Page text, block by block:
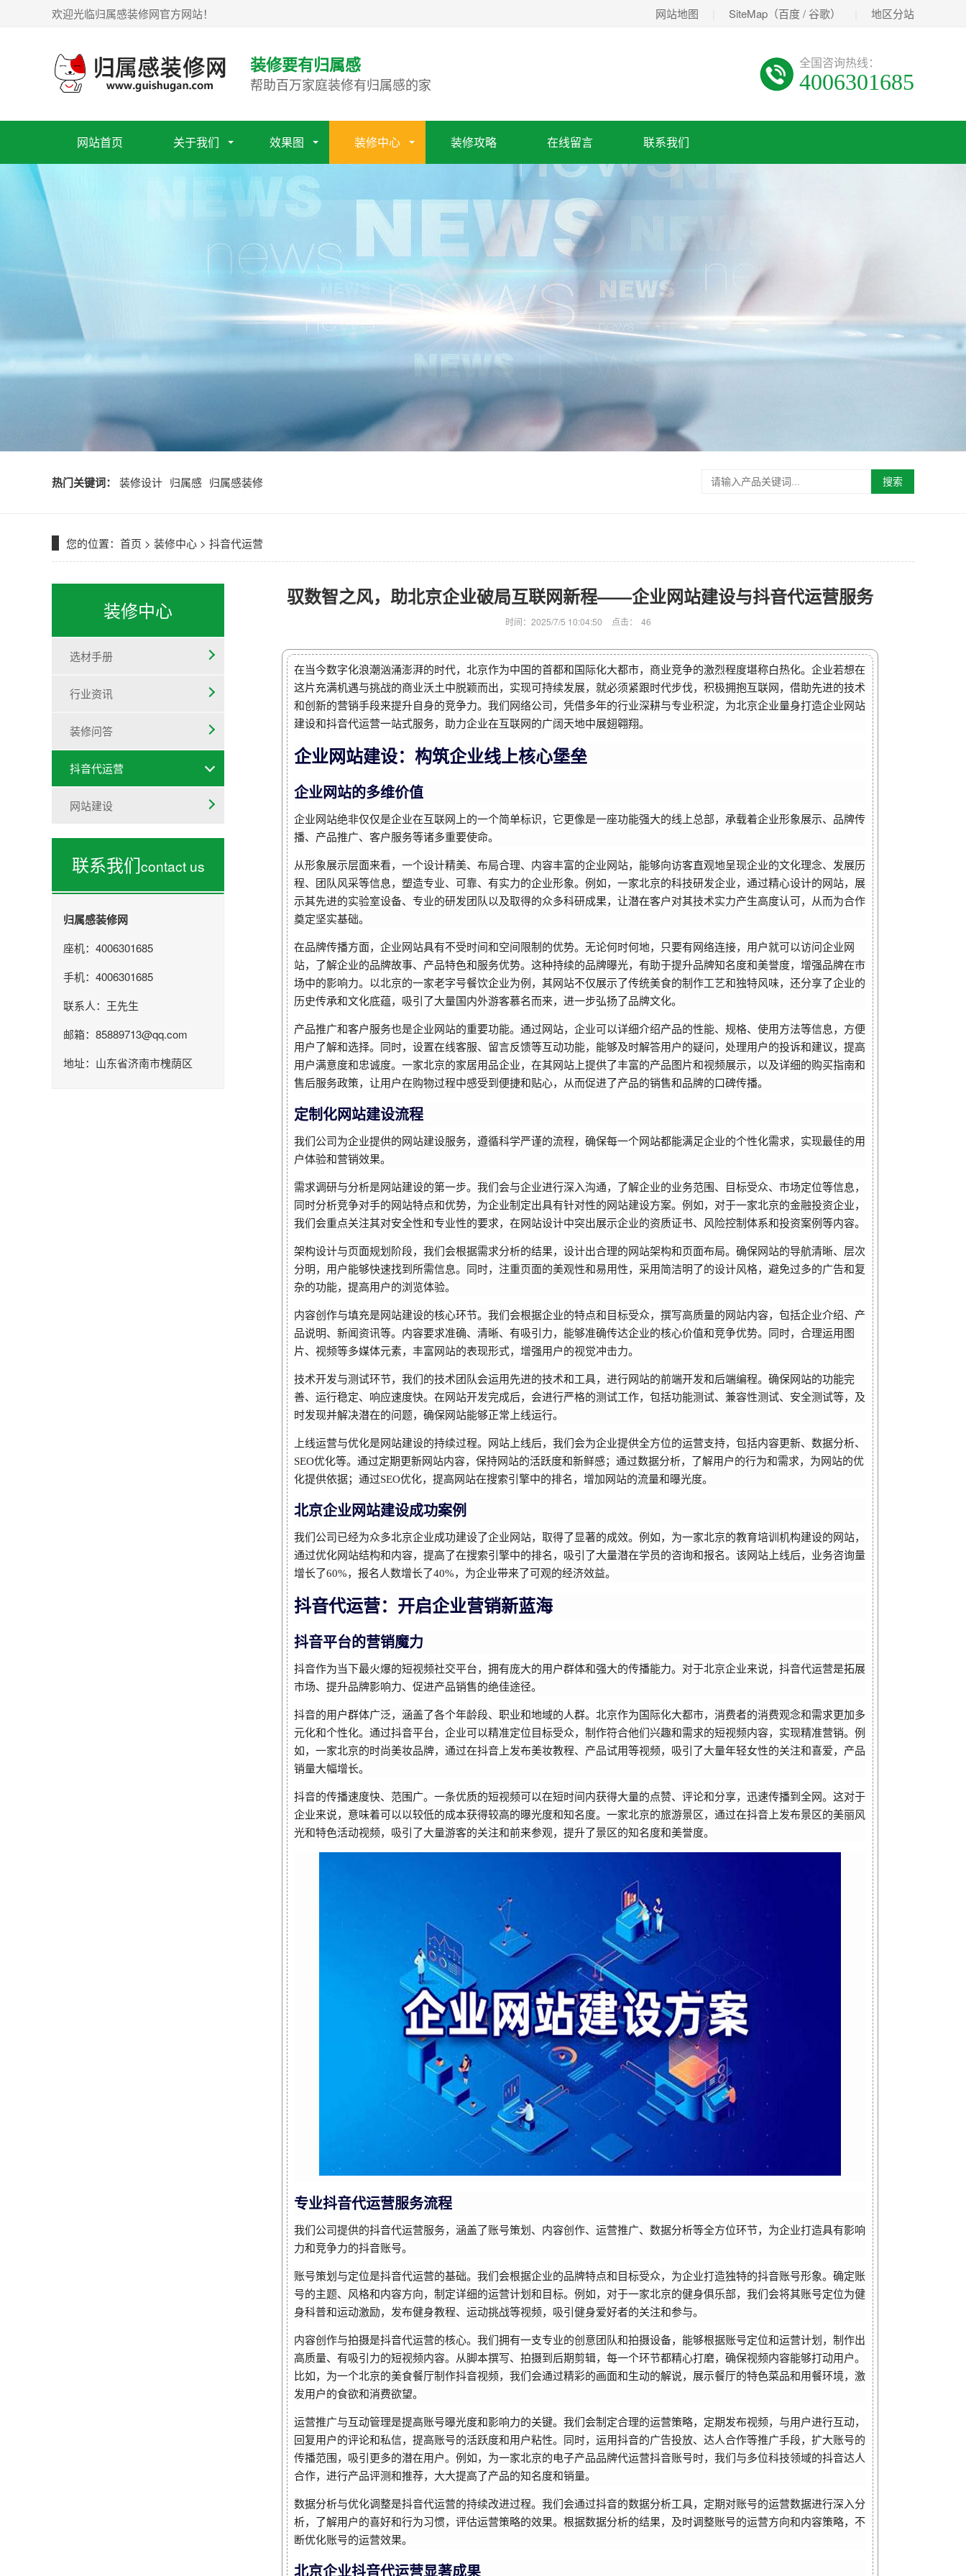
欢迎光临归属感装修网官方网站！ 网站地图 SiteMap（百度/ 谷歌） 地区分站
装修要有归属感
帮助百万家庭装修有归属感的家
全国咨询热线：
4006301685
网站首页 关于我们 效果图 装修中心 装修攻略 在线留言 联系我们
热门关键词： 装修设计 归属感 归属感装修 搜索
您的位置： 首页 > 装修中心 > 抖音代运营
装修中心
选材手册
行业资讯
装修问答
抖音代运营
网站建设
联系我们contact us
归属感装修网
座机：4006301685
手机：4006301685
联系人：王先生
邮箱：85889713@qq.com
地址：山东省济南市槐荫区
驭数智之风，助北京企业破局互联网新程——企业网站建设与抖音代运营服务
时间：2025/7/5 10:04:50 点击： 46
在当今数字化浪潮汹涌澎湃的时代，北京作为中国的首都和国际化大都市，商业竞争的激烈程度堪称白热化。企业若想在
这片充满机遇与挑战的商业沃土中脱颖而出，实现可持续发展，就必须紧跟时代步伐，积极拥抱互联网，借助先进的技术
和创新的营销手段来提升自身的竞争力。我们网络公司，凭借多年的行业深耕与专业积淀，为北京企业量身打造企业网站
建设和抖音代运营一站式服务，助力企业在互联网的广阔天地中展翅翱翔。
企业网站建设：构筑企业线上核心堡垒
企业网站的多维价值
企业网站绝非仅仅是企业在互联网上的一个简单标识，它更像是一座功能强大的线上总部，承载着企业形象展示、品牌传
播、产品推广、客户服务等诸多重要使命。
从形象展示层面来看，一个设计精美、布局合理、内容丰富的企业网站，能够向访客直观地呈现企业的文化理念、发展历
程、团队风采等信息，塑造专业、可靠、有实力的企业形象。例如，一家北京的科技研发企业，通过精心设计的网站，展
示其先进的实验室设备、专业的研发团队以及取得的众多科研成果，让潜在客户对其技术实力产生高度认可，从而为合作
奠定坚实基础。
在品牌传播方面，企业网站具有不受时间和空间限制的优势。无论何时何地，只要有网络连接，用户就可以访问企业网
站，了解企业的品牌故事、产品特色和服务优势。这种持续的品牌曝光，有助于提升品牌知名度和美誉度，增强品牌在市
场中的影响力。以北京的一家老字号餐饮企业为例，其网站不仅展示了传统美食的制作工艺和独特风味，还分享了企业的
历史传承和文化底蕴，吸引了大量国内外游客慕名而来，进一步弘扬了品牌文化。
产品推广和客户服务也是企业网站的重要功能。通过网站，企业可以详细介绍产品的性能、规格、使用方法等信息，方便
用户了解和选择。同时，设置在线客服、留言反馈等互动功能，能够及时解答用户的疑问，处理用户的投诉和建议，提高
用户满意度和忠诚度。一家北京的家居用品企业，在其网站上提供了丰富的产品图片和视频展示，以及详细的购买指南和
售后服务政策，让用户在购物过程中感受到便捷和贴心，从而促进了产品的销售和品牌的口碑传播。
定制化网站建设流程
我们公司为企业提供的网站建设服务，遵循科学严谨的流程，确保每一个网站都能满足企业的个性化需求，实现最佳的用
户体验和营销效果。
需求调研与分析是网站建设的第一步。我们会与企业进行深入沟通，了解企业的业务范围、目标受众、市场定位等信息，
同时分析竞争对手的网站特点和优势，为企业制定出具有针对性的网站建设方案。例如，对于一家北京的金融投资企业，
我们会重点关注其对安全性和专业性的要求，在网站设计中突出展示企业的资质证书、风险控制体系和投资案例等内容。
架构设计与页面规划阶段，我们会根据需求分析的结果，设计出合理的网站架构和页面布局。确保网站的导航清晰、层次
分明，用户能够快速找到所需信息。同时，注重页面的美观性和易用性，采用简洁明了的设计风格，避免过多的广告和复
杂的功能，提高用户的浏览体验。
内容创作与填充是网站建设的核心环节。我们会根据企业的特点和目标受众，撰写高质量的网站内容，包括企业介绍、产
品说明、新闻资讯等。内容要求准确、清晰、有吸引力，能够准确传达企业的核心价值和竞争优势。同时，合理运用图
片、视频等多媒体元素，丰富网站的表现形式，增强用户的视觉冲击力。
技术开发与测试环节，我们的技术团队会运用先进的技术和工具，进行网站的前端开发和后端编程。确保网站的功能完
善、运行稳定、响应速度快。在网站开发完成后，会进行严格的测试工作，包括功能测试、兼容性测试、安全测试等，及
时发现并解决潜在的问题，确保网站能够正常上线运行。
上线运营与优化是网站建设的持续过程。网站上线后，我们会为企业提供全方位的运营支持，包括内容更新、数据分析、
SEO优化等。通过定期更新网站内容，保持网站的活跃度和新鲜感；通过数据分析，了解用户的行为和需求，为网站的优
化提供依据；通过SEO优化，提高网站在搜索引擎中的排名，增加网站的流量和曝光度。
北京企业网站建设成功案例
我们公司已经为众多北京企业成功建设了企业网站，取得了显著的成效。例如，为一家北京的教育培训机构建设的网站，
通过优化网站结构和内容，提高了在搜索引擎中的排名，吸引了大量潜在学员的咨询和报名。该网站上线后，业务咨询量
增长了60%，报名人数增长了40%，为企业带来了可观的经济效益。
抖音代运营：开启企业营销新蓝海
抖音平台的营销魔力
抖音作为当下最火爆的短视频社交平台，拥有庞大的用户群体和强大的传播能力。对于北京企业来说，抖音代运营是拓展
市场、提升品牌影响力、促进产品销售的绝佳途径。
抖音的用户群体广泛，涵盖了各个年龄段、职业和地域的人群。北京作为国际化大都市，消费者的消费观念和需求更加多
元化和个性化。通过抖音平台，企业可以精准定位目标受众，制作符合他们兴趣和需求的短视频内容，实现精准营销。例
如，一家北京的时尚美妆品牌，通过在抖音上发布美妆教程、产品试用等视频，吸引了大量年轻女性的关注和喜爱，产品
销量大幅增长。
抖音的传播速度快、范围广。一条优质的短视频可以在短时间内获得大量的点赞、评论和分享，迅速传播到全网。这对于
企业来说，意味着可以以较低的成本获得较高的曝光度和知名度。一家北京的旅游景区，通过在抖音上发布景区的美丽风
光和特色活动视频，吸引了大量游客的关注和前来参观，提升了景区的知名度和美誉度。
专业抖音代运营服务流程
我们公司提供的抖音代运营服务，涵盖了账号策划、内容创作、运营推广、数据分析等全方位环节，为企业打造具有影响
力和竞争力的抖音账号。
账号策划与定位是抖音代运营的基础。我们会根据企业的品牌特点和目标受众，为企业打造独特的抖音账号形象。确定账
号的主题、风格和内容方向，制定详细的运营计划和目标。例如，对于一家北京的健身俱乐部，我们会将其账号定位为健
身科普和运动激励，发布健身教程、运动挑战等视频，吸引健身爱好者的关注和参与。
内容创作与拍摄是抖音代运营的核心。我们拥有一支专业的创意团队和拍摄设备，能够根据账号定位和运营计划，制作出
高质量、有吸引力的短视频内容。从脚本撰写、拍摄到后期剪辑，每一个环节都精心打磨，确保视频内容能够打动用户。
比如，为一个北京的美食餐厅制作抖音视频，我们会通过精彩的画面和生动的解说，展示餐厅的特色菜品和用餐环境，激
发用户的食欲和消费欲望。
运营推广与互动管理是提高账号曝光度和影响力的关键。我们会制定合理的运营策略，定期发布视频，与用户进行互动，
回复用户的评论和私信，提高账号的活跃度和用户粘性。同时，运用抖音的广告投放、达人合作等推广手段，扩大账号的
传播范围，吸引更多的潜在用户。例如，为一家北京的电子产品品牌代运营抖音账号时，我们与多位科技领域的抖音达人
合作，进行产品评测和推荐，大大提高了产品的知名度和销量。
数据分析与优化调整是抖音代运营的持续改进过程。我们会通过抖音的数据分析工具，定期对账号的运营数据进行深入分
析，了解用户的喜好和行为习惯，评估运营策略的效果。根据数据分析的结果，及时调整账号的运营方向和内容策略，不
断优化账号的运营效果。
北京企业抖音代运营显著成果